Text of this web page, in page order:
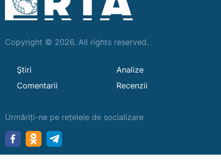
Copyright © 2026. All rights reserved.
Ştiri
Analize
Comentarii
Recenzii
Urmăriți-ne pe rețelele de socializare